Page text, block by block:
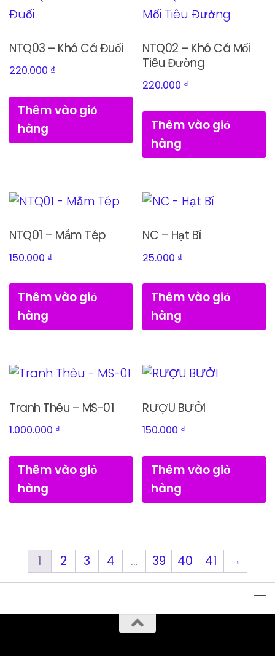
NTQ03 – Khô Cá Đuối
220.000 ₫
Thêm vào giỏ
hàng
NTQ02 – Khô Cá Mối
Tiêu Đường
220.000 ₫
Thêm vào giỏ
hàng
NTQ01 – Mắm Tép
150.000 ₫
Thêm vào giỏ
hàng
NC – Hạt Bí
25.000 ₫
Thêm vào giỏ
hàng
Tranh Thêu – MS-01
1.000.000 ₫
Thêm vào giỏ
hàng
RƯỢU BƯỞI
150.000 ₫
Thêm vào giỏ
hàng
1 2 3 4 … 39 40 41 →